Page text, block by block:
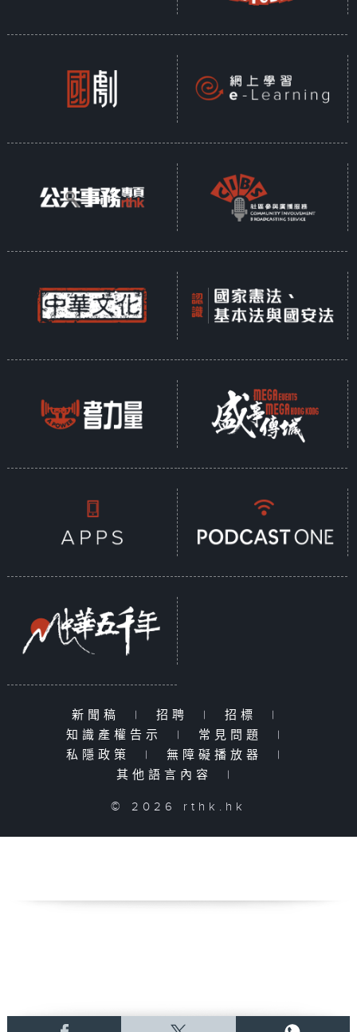
新聞稿 | 招聘 | 招標
|
知識產權告示
| 常見問題
|
私隱政策
| 無障礙播放器
|
其他語言內容
|
© 2026 rthk.hk